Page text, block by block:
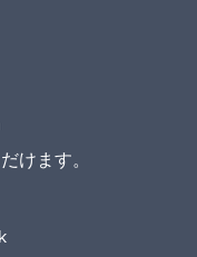
けます。